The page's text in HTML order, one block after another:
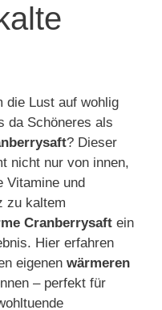
die Lust auf wohlig
da Schöneres als
? Dieser
nicht nur von innen,
Vitamine und
zu kaltem
Cranberrysaft ein
Hier erfahren
eigenen wärmeren
– perfekt für